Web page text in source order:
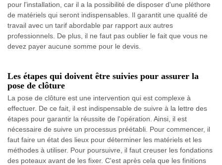
pour l'installation, car il a la possibilité de disposer d'une pléthore
de matériels qui seront indispensables. Il garantit une qualité de
travail avec un tarif abordable par rapport aux autres
professionnels. De plus, il ne faut pas oublier le fait que vous ne
devez payer aucune somme pour le devis.
Les étapes qui doivent être suivies pour assurer la
pose de clôture
La pose de clôture est une intervention qui est complexe à
effectuer. De ce fait, il est indispensable de suivre à la lettre des
étapes pour garantir la réussite de l'opération. Ainsi, il est
nécessaire de suivre un processus préétabli. Pour commencer, il
faut faire un état des lieux pour déterminer les matériels et les
méthodes à utiliser. Pour poursuivre, il faut creuser les fondations
des poteaux avant de les fixer. C'est après cela que les finitions